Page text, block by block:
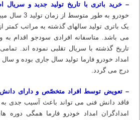
– خرید باتری با تاریخ تولید جدید و سریال
خودرو به طور
یک باتری تولید سالهای گذشته به مراتب کمتر
می باشد. متاسفانه افرادی سودجو اقدام
تاریخ گذشته با سریال تقلبی نموده اند.
امداد خودرو فارما تولید سال جاری بوده و
درج می گردد.
– تعویض توسط افراد متخصّص و دارای
فاقد دانش فنی می تواند باعث آسیب جدی
امدادگران امداد خودرو فارما همگی دوره